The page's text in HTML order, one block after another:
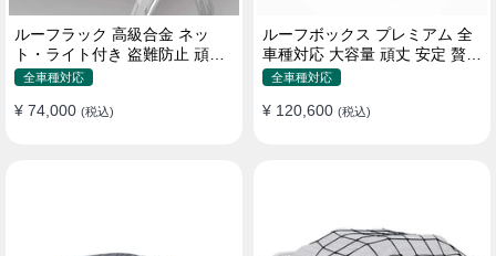
ルーフラック 高級合金 ネッ
ト・ライト付き 盗難防止 頑丈
安定 分離式 大容量 ベースキャ
全車種対応
¥ 74,000 (税込)
ルーフボックス プレミアム 全
車種対応 大容量 頑丈 安定 贅沢
使い心地 おしゃれ 多色 車用ラ
全車種対応
¥ 120,600 (税込)